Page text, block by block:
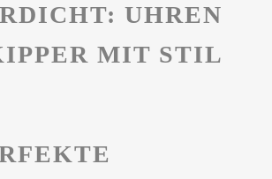
UHREN
MIT STIL